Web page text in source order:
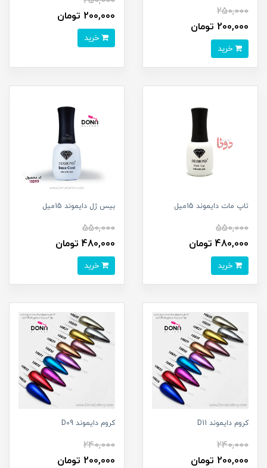
250,000
200,000 تومان
200,000 تومان
تاپ مات دايموند 15ميل
550,000
480,000 تومان
بيس ژل دايموند 15ميل
550,000
480,000 تومان
کروم دايموند D11
240,000
200,000 تومان
کروم دايموند D09
240,000
200,000 تومان